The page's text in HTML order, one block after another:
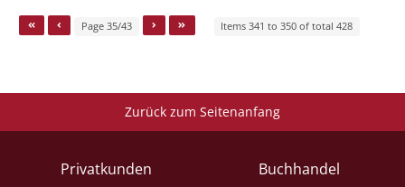
Page 35/43 Items 341 to 350 of total 428
Zurück zum Seitenanfang
Privatkunden Buchhandel